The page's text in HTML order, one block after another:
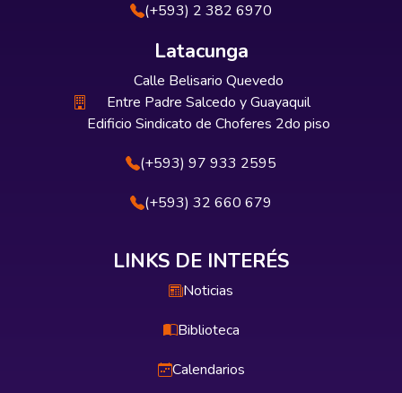
(+593) 2 382 6970
Latacunga
Calle Belisario Quevedo
Entre Padre Salcedo y Guayaquil
Edificio Sindicato de Choferes 2do piso
(+593) 97 933 2595
(+593) 32 660 679
LINKS DE INTERÉS
Noticias
Biblioteca
Calendarios